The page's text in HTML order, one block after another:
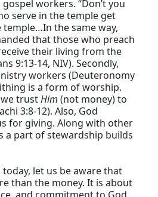
workers. “Don’t you
serve in the temple get
the same way,
that those who preach
their living from the
9:13-14, NIV). Secondly,
workers (Deuteronomy
is a form of worship.
we trustHim (not money) to
3:8-12). Also, God
for giving. Along with other
a part of stewardship builds
let us be aware that
than the money. It is about